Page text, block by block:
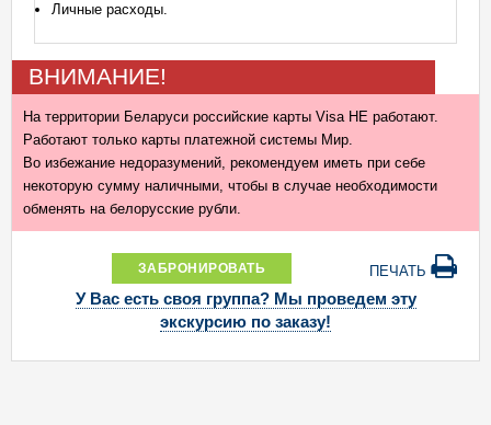
Личные расходы.
ВНИМАНИЕ!
На территории Беларуси российские карты Visa НЕ работают.
Работают только карты платежной системы Мир.
Во избежание недоразумений, рекомендуем иметь при себе
некоторую сумму наличными, чтобы в случае необходимости
обменять на белорусские рубли.
ЗАБРОНИРОВАТЬ ПЕЧАТЬ
У Вас есть своя группа? Мы проведем эту
экскурсию по заказу!